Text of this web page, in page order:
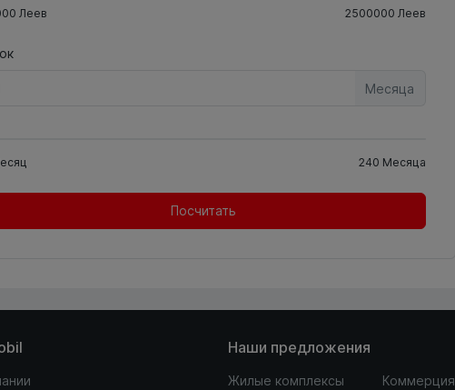
Леев 2500000 Леев
Месяца
240 Месяца
Посчитать
Наши предложения
Жилые комплексы Коммерция